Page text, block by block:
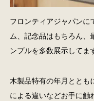
フロンティアジャパンに
ム、記念品はもちろん、
ンプルを多数展示してま
木製品特有の年月ととも
による違いなどお手に触